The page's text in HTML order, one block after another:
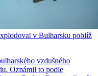
v Bulharsku poblíž
vzdušného
Oznámil to podle